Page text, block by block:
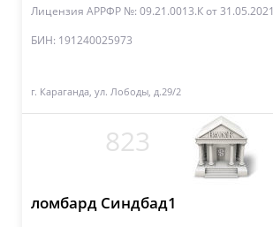
Лицензия АРРФР №: 09.21.0013.Кот 31.05.2021
БИН: 191240025973
г. Караганда, ул. Лободы, д.29/2
823
ломбард Синдбад1